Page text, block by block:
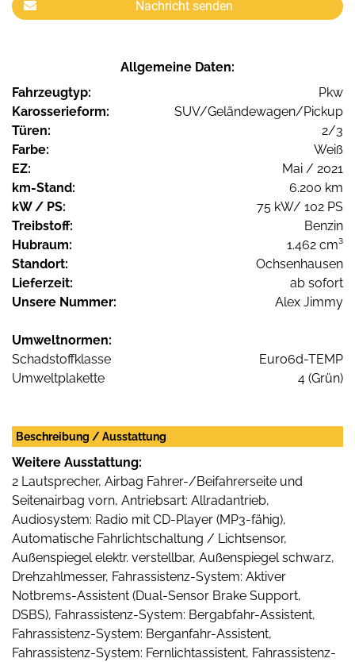
Nachricht senden
Allgemeine Daten:
Fahrzeugtyp:
Pkw
Karosserieform:
SUV/Geländewagen/Pickup
Türen:
2/3
Farbe:
Weiß
EZ:
Mai / 2021
km-Stand:
6.200 km
kW / PS:
75 kW/ 102 PS
Treibstoff:
Benzin
Hubraum:
1.462 cm³
Standort:
Ochsenhausen
Lieferzeit:
ab sofort
Unsere Nummer:
Alex Jimmy
Umweltnormen:
Schadstoffklasse
Euro6d-TEMP
Umweltplakette
4 (Grün)
Beschreibung / Ausstattung
Weitere Ausstattung:
2 Lautsprecher, Airbag Fahrer-/Beifahrerseite und
Seitenairbag vorn, Antriebsart: Allradantrieb,
Audiosystem: Radio mit CD-Player (MP3-fähig),
Automatische Fahrlichtschaltung / Lichtsensor,
Außenspiegel elektr. verstellbar, Außenspiegel schwarz,
Drehzahlmesser, Fahrassistenz-System: Aktiver
Notbrems-Assistent (Dual-Sensor Brake Support,
DSBS), Fahrassistenz-System: Bergabfahr-Assistent,
Fahrassistenz-System: Berganfahr-Assistent,
Fahrassistenz-System: Fernlichtassistent, Fahrassistenz-